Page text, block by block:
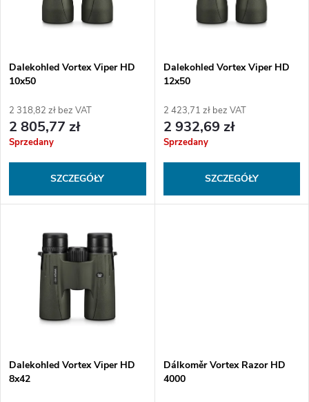
a
n
i
p
u
k
a
p
r
o
d
w
Dalekohled Vortex Viper HD
10x50
2 318,82 zł bez VAT
2 805,77 zł
Sprzedany
SZCZEGÓŁY
Dalekohled Vortex Viper HD
12x50
2 423,71 zł bez VAT
2 932,69 zł
Sprzedany
SZCZEGÓŁY
Dalekohled Vortex Viper HD
8x42
Dálkoměr Vortex Razor HD
4000